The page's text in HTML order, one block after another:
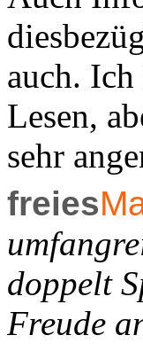
auch.
Lesen,
sehr
freies
doppelt
Freude